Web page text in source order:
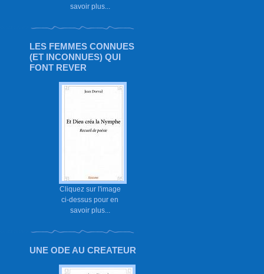
savoir plus...
LES FEMMES CONNUES
(ET INCONNUES) QUI
FONT REVER
Cliquez sur l'image
ci-dessus pour en
savoir plus...
UNE ODE AU CREATEUR